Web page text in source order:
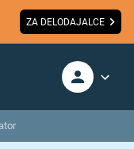
ZA DELODAJALCE